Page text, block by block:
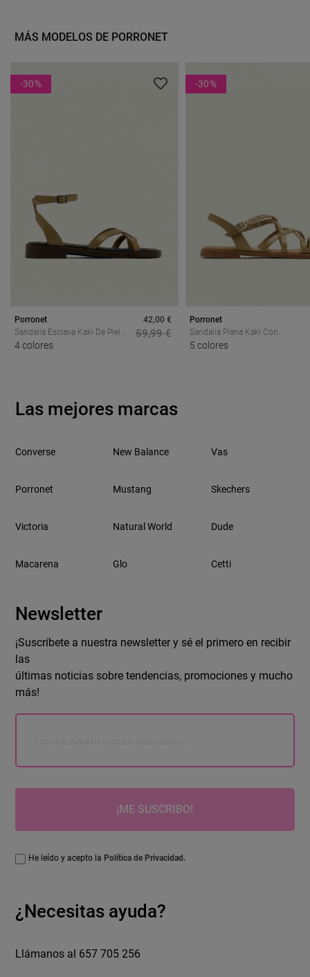
MÁS MODELOS DE PORRONET
-30%
Porronet
Sandalia Esclava Kaki De Piel
Porronet Cecilia, El Básico
4 colores
42,00 €
59,99 €
-30%
Porronet
Sandalia Plana Kaki Con
Tachuelas Doradas Porronet
5 colores
Las mejores marcas
Converse New Balance Vas
Porronet Mustang Skechers
Victoria Natural World Dude
Macarena Glo Cetti
Newsletter
¡Suscríbete a nuestra newsletter y sé el primero en recibir
las
últimas noticias sobre tendencias, promociones y mucho
más!
¡ME SUSCRIBO!
He leído y acepto la Política de Privacidad.
¿Necesitas ayuda?
Llámanos al 657 705 256